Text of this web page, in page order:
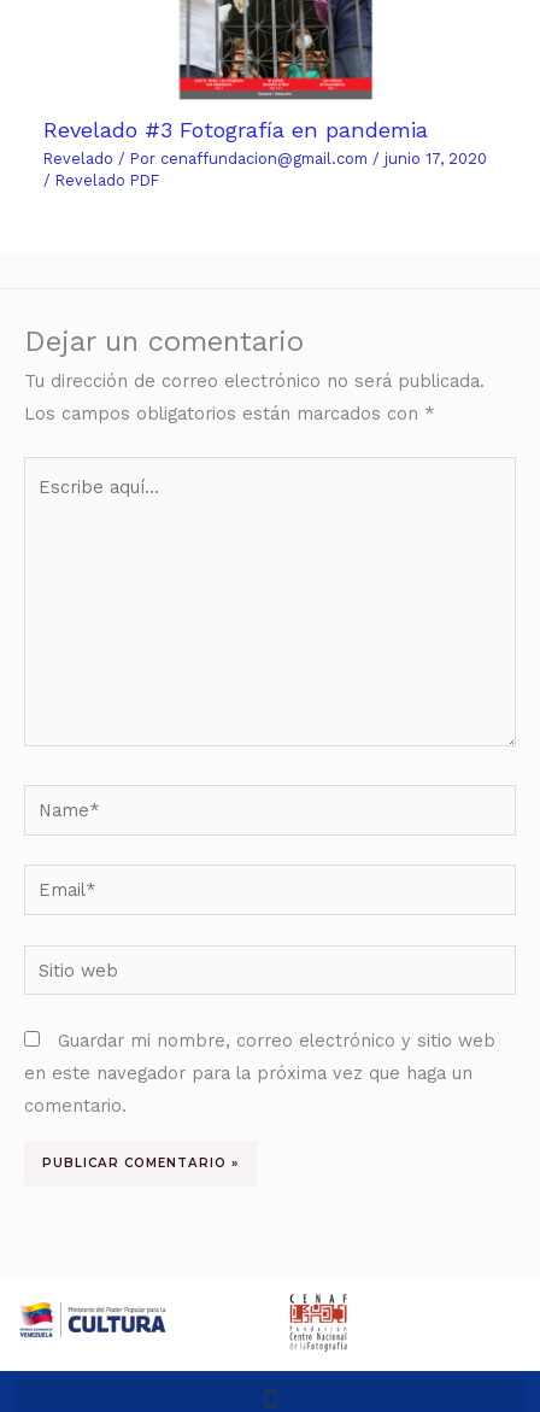
Revelado #3 Fotografía en pandemia
Revelado / Por cenaffundacion@gmail.com/ junio 17, 2020
/ Revelado PDF
Dejar un comentario
Tu dirección de correo electrónico no será publicada.
Los campos obligatorios están marcados con *
Name*
Email*
Sitio
web
Guardar mi nombre, correo electrónico y sitio web
en este navegador para la próxima vez que haga un
comentario.